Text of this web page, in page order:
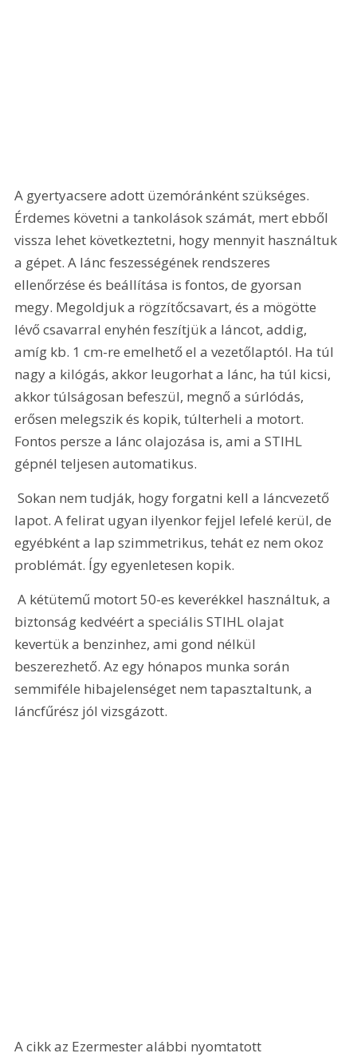
A gyertyacsere adott üzemóránként szükséges.
Érdemes követni a tankolások számát, mert ebből
vissza lehet következtetni, hogy mennyit használtuk
a gépet. A lánc feszességének rendszeres
ellenőrzése és beállítása is fontos, de gyorsan
megy. Megoldjuk a rögzítőcsavart, és a mögötte
lévő csavarral enyhén feszítjük a láncot, addig,
amíg kb. 1 cm-re emelhető el a vezetőlaptól. Ha túl
nagy a kilógás, akkor leugorhat a lánc, ha túl kicsi,
akkor túlságosan befeszül, megnő a súrlódás,
erősen melegszik és kopik, túlterheli a motort.
Fontos persze a lánc olajozása is, ami a STIHL
gépnél teljesen automatikus.
Sokan nem tudják, hogy forgatni kell a láncvezető
lapot. A felirat ugyan ilyenkor fejjel lefelé kerül, de
egyébként a lap szimmetrikus, tehát ez nem okoz
problémát. Így egyenletesen kopik.
A kétütemű motort 50-es keverékkel használtuk, a
biztonság kedvéért a speciális STIHL olajat
kevertük a benzinhez, ami gond nélkül
beszerezhető. Az egy hónapos munka során
semmiféle hibajelenséget nem tapasztaltunk, a
láncfűrész jól vizsgázott.
A cikk az Ezermester alábbi nyomtatott